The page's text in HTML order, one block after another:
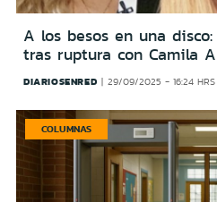
A los besos en una
tras ruptura con Camila
DIARIOSENRED 29/09/2025 - 16:24 HRS
COLUMNAS